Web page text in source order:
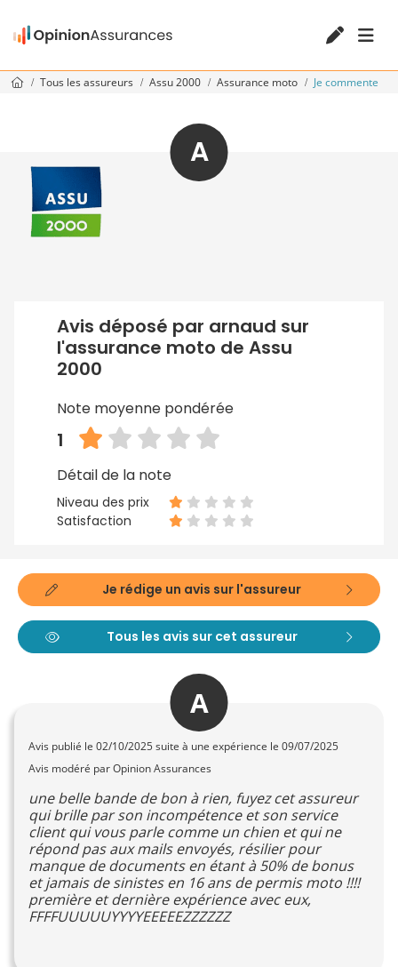
Tous les assureurs Assu 2000 Assurance moto Je commente
A
Avis déposé par arnaud sur
l'assurance moto de Assu
2000
Note moyenne pondérée
1
Détail de la note
Niveau des prix
Satisfaction
Je rédige un avis sur l'assureur
Tous les avis sur cet assureur
A
Avis publié le 02/10/2025 suite à une expérience le 09/07/2025
Avis modéré par Opinion Assurances
une belle bande de bon à rien, fuyez cet assureur
qui brille par son incompétence et son service
client qui vous parle comme un chien et qui ne
répond pas aux mails envoyés, résilier pour
manque de documents en étant à 50% de bonus
et jamais de sinistes en 16 ans de permis moto !!!!
première et dernière expérience avec eux,
FFFFUUUUUYYYYEEEEEZZZZZZ